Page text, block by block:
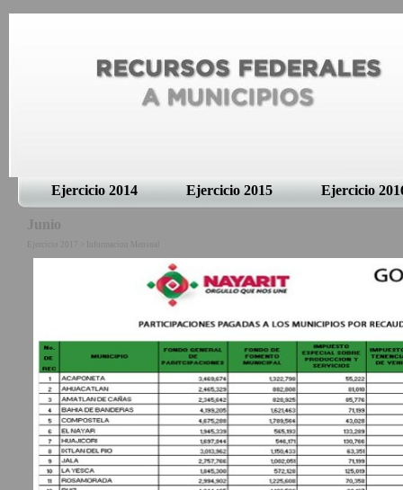
Ejercicio 2014 Ejercicio 2015 Ejercicio
Junio